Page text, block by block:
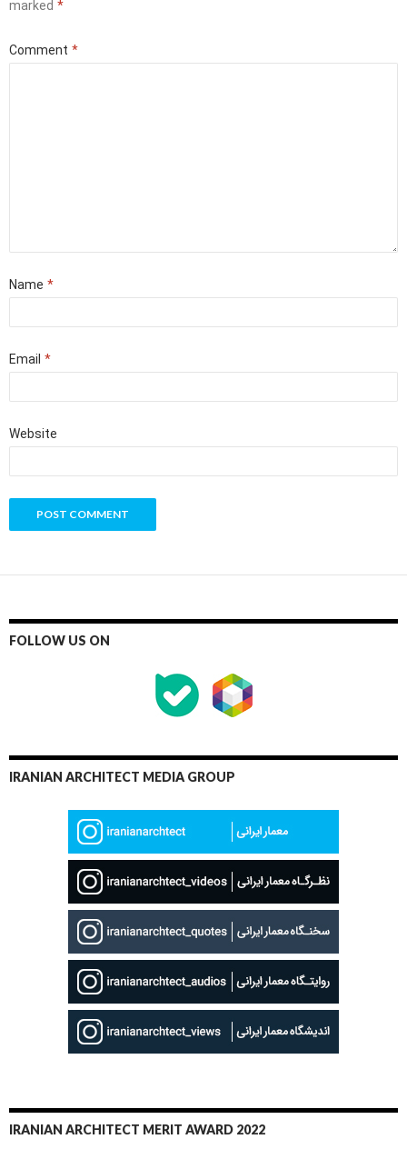
marked *
Comment *
Name *
Email *
Website
FOLLOW US ON
IRANIAN ARCHITECT MEDIA GROUP
IRANIAN ARCHITECT MERIT AWARD 2022